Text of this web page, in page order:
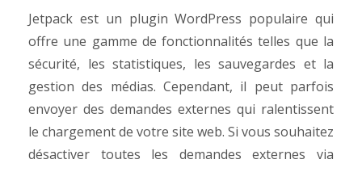
Jetpack est un plugin WordPress populaire qui
offre une gamme de fonctionnalités telles que la
sécurité, les statistiques, les sauvegardes et la
gestion des médias. Cependant, il peut parfois
envoyer des demandes externes qui ralentissent
le chargement de votre site web. Si vous souhaitez
désactiver toutes les demandes externes via